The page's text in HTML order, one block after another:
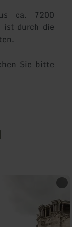
ca. 7200
ist durch die
Sie bitte